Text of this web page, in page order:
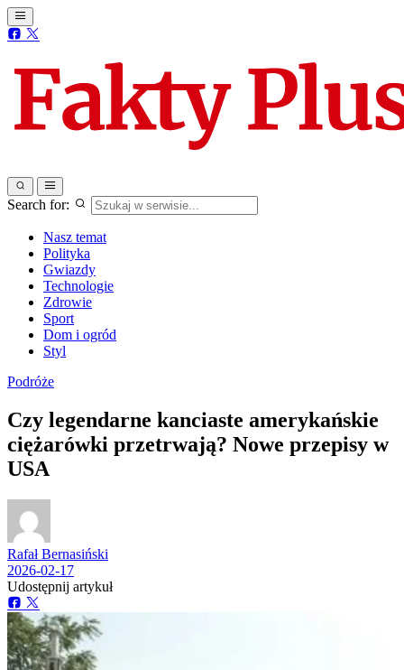
Search for:
Nasz temat
Polityka
Gwiazdy
Technologie
Zdrowie
Sport
Dom i ogród
Styl
Podróże
Czy legendarne kanciaste amerykańskie
ciężarówki przetrwają? Nowe przepisy w
USA
Rafał Bernasiński
2026-02-17
Udostępnij artykuł